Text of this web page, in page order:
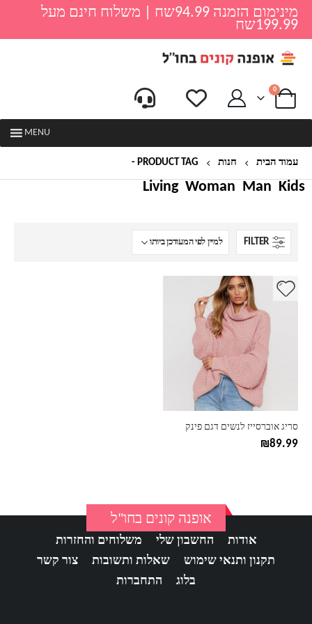
מינימום הזמנה 94.99שח | משלוח חינם מעל
199.99שח
0
MENU
עמוד הבית חנות PRODUCT TAG -
Kids
Man
Woman
Living
FILTER
סריג אוברסייז לנשים דגם פינק
₪89.99
אופנה קונים בחו"ל
אודות החשבון שלי
משלוחים והחזרות
תקנון ותנאי שימוש
שאלות ותשובות
צור קשר
בלוג
התחברות